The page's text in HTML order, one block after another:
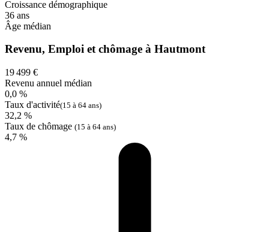
Croissance démographique
36 ans
Âge médian
Revenu, Emploi et chômage à Hautmont
19 499 €
Revenu annuel médian
0,0 %
Taux d'activité(15 à 64 ans)
32,2 %
Taux de chômage (15 à 64 ans)
4,7 %